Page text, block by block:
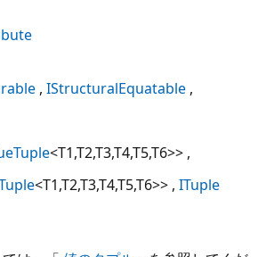
IStructuralEquatable
<T1,T2,T3,T4,T5,T6>>
<T1,T2,T3,T4,T5,T6>> ITuple